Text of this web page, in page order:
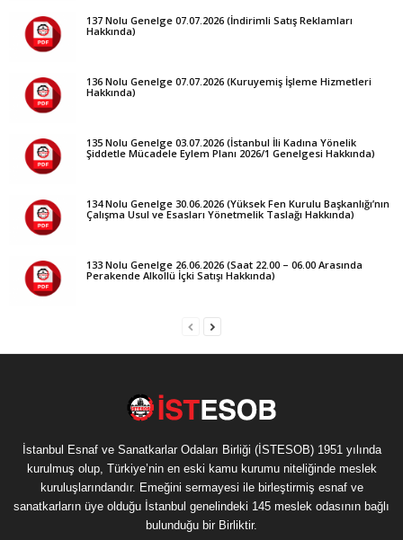
137 Nolu Genelge 07.07.2026 (İndirimli Satış Reklamları
Hakkında)
136 Nolu Genelge 07.07.2026 (Kuruyemiş İşleme Hizmetleri
Hakkında)
135 Nolu Genelge 03.07.2026 (İstanbul İli Kadına Yönelik
Şiddetle Mücadele Eylem Planı 2026/1 Genelgesi Hakkında)
134 Nolu Genelge 30.06.2026 (Yüksek Fen Kurulu Başkanlığı’nın
Çalışma Usul ve Esasları Yönetmelik Taslağı Hakkında)
133 Nolu Genelge 26.06.2026 (Saat 22.00 – 06.00 Arasında
Perakende Alkollü İçki Satışı Hakkında)
İstanbul Esnaf ve Sanatkarlar Odaları Birliği (İSTESOB) 1951 yılında
kurulmuş olup, Türkiye’nin en eski kamu kurumu niteliğinde meslek
kuruluşlarındandır. Emeğini sermayesi ile birleştirmiş esnaf ve
sanatkarların üye olduğu İstanbul genelindeki 145 meslek odasının bağlı
bulunduğu bir Birliktir.